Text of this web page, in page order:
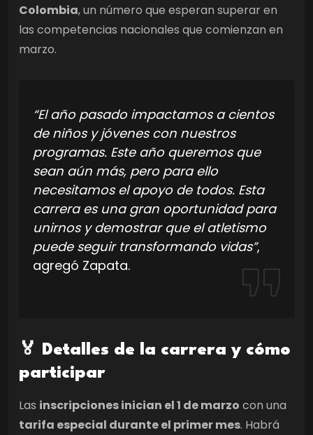
Colombia, un número que esperan superar en
las competencias nacionales que comienzan en
marzo.
“El año pasado impactamos a cientos
de niños y jóvenes con nuestros
programas. Este año queremos que
sean aún más, pero para ello
necesitamos el apoyo de todos. Esta
carrera es una gran oportunidad para
unirnos y demostrar que el atletismo
puede seguir transformando vidas”,
agregó Zapata.
🏅 Detalles de la carrera y cómo
participar
Las inscripciones inician el 1 de marzo con una
tarifa especial durante el primer mes. Habrá